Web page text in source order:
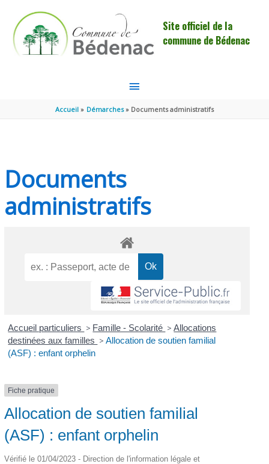
Site officiel de la
commune de Bédenac
MENU
PRINCIPAL
Accueil Démarches Documents administratifs
Documents
administratifs
Accueil particuliers > Famille - Scolarité > Allocations
destinées aux familles > Allocation de soutien familial
(ASF) : enfant orphelin
Fiche pratique
Allocation de soutien familial
(ASF) : enfant orphelin
Vérifié le 01/04/2023 - Direction de l'information légale et